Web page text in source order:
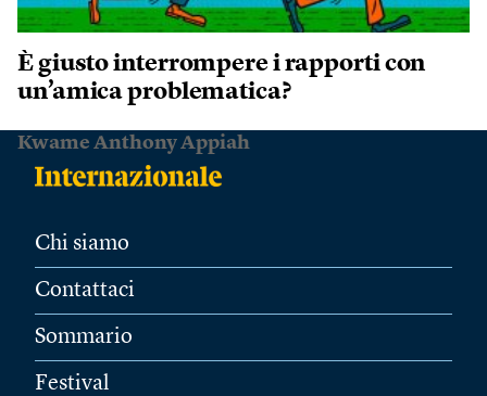
È giusto interrompere i rapporti con
un’amica problematica?
Kwame Anthony Appiah
Chi siamo
Contattaci
Sommario
Festival